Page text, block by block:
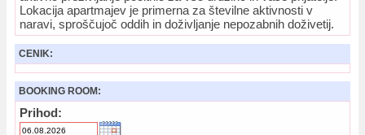
Lokacija apartmajev je primerna za številne aktivnosti v
naravi, sproščujoč oddih in doživljanje nepozabnih doživetij.
CENIK:
BOOKING ROOM:
Prihod: